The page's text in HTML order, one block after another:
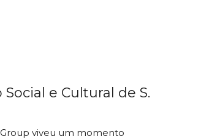
e Cultural de S.
viveu um momento